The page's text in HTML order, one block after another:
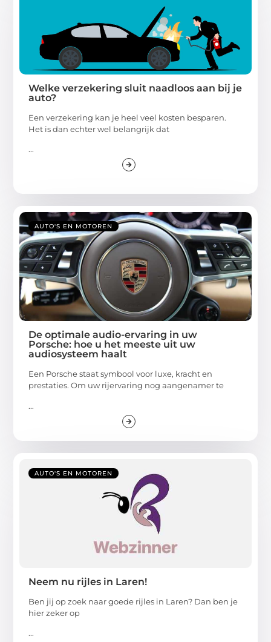
Welke verzekering sluit naadloos aan bij je
auto?
Een verzekering kan je heel veel kosten besparen.
Het is dan echter wel belangrijk dat
...
AUTO'S EN MOTOREN
De optimale audio-ervaring in uw
Porsche: hoe u het meeste uit uw
audiosysteem haalt
Een Porsche staat symbool voor luxe, kracht en
prestaties. Om uw rijervaring nog aangenamer te
...
AUTO'S EN MOTOREN
Neem nu rijles in Laren!
Ben jij op zoek naar goede rijles in Laren? Dan ben je
hier zeker op
...